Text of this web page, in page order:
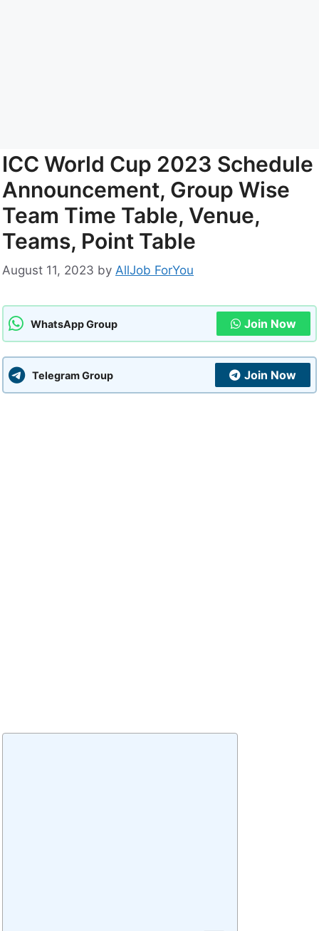
ICC World Cup 2023 Schedule
Announcement, Group Wise
Team Time Table, Venue,
Teams, Point Table
August 11, 2023 by AllJob ForYou
WhatsApp Group Join Now
Telegram Group Join Now